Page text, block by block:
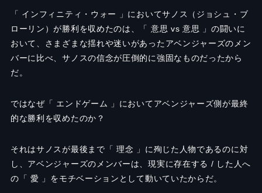
「 インフィニティ・ウォー 」においてサノス（ジョシュ・ブ
ローリン）が勝利を収めたのは、「 意思 vs 意思 」の闘いに
おいて、さまざまな揺れや迷いがあったアベンジャーズのメン
バーに比べ、サノスの信念が圧倒的に強固なものだったから
だ。
ではなぜ「 エンドゲーム 」においてアベンジャーズ側が最終
的な勝利を収めたのか？
それはサノスが最後まで「 理念 」に殉じた人物であるのに対
し、アベンジャーズのメンバーは、現実に存在する / した人へ
の「 愛 」をモチベーションとして動いていたからだ。